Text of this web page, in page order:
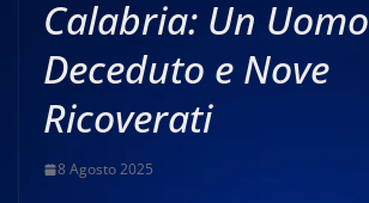
Calabria: Un Uomo
Deceduto e Nove
Ricoverati
8 Agosto 2025